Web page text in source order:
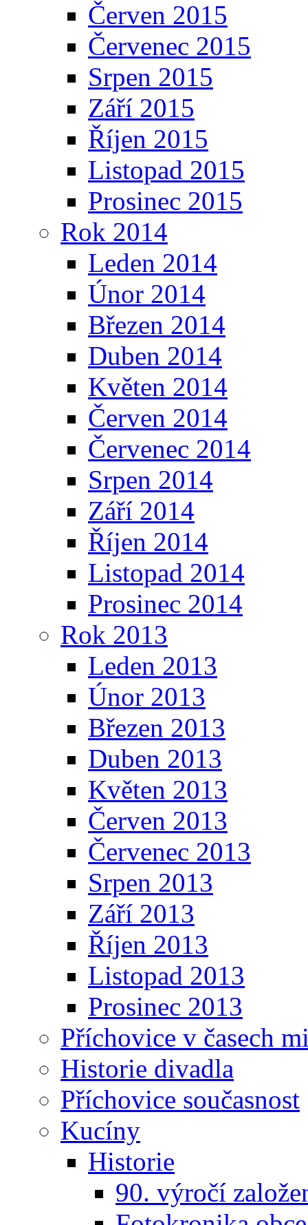
Červen 2015
Červenec 2015
Srpen 2015
Září 2015
Říjen 2015
Listopad 2015
Prosinec 2015
Rok 2014
Leden 2014
Únor 2014
Březen 2014
Duben 2014
Květen 2014
Červen 2014
Červenec 2014
Srpen 2014
Září 2014
Říjen 2014
Listopad 2014
Prosinec 2014
Rok 2013
Leden 2013
Únor 2013
Březen 2013
Duben 2013
Květen 2013
Červen 2013
Červenec 2013
Srpen 2013
Září 2013
Říjen 2013
Listopad 2013
Prosinec 2013
Příchovice v časech
Historie divadla
Příchovice současnost
Kucíny
Historie
90. výročí